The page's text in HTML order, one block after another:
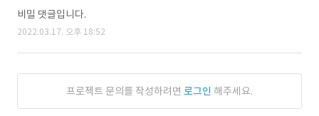
비밀 댓글입니다.
2022.03.17. 오후 18:52
프로젝트 문의를 작성하려면 로그인 해주세요.